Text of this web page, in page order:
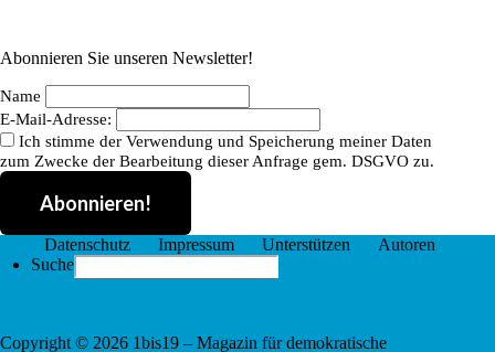
Abonnieren Sie unseren Newsletter!
Name
E-Mail-Adresse:
Ich stimme der Verwendung und Speicherung meiner Daten
zum Zwecke der Bearbeitung dieser Anfrage gem. DSGVO zu.
Datenschutz Impressum Unterstützen
Autoren
SucheSearch
for:
Copyright © 2026 1bis19 – Magazin für demokratische